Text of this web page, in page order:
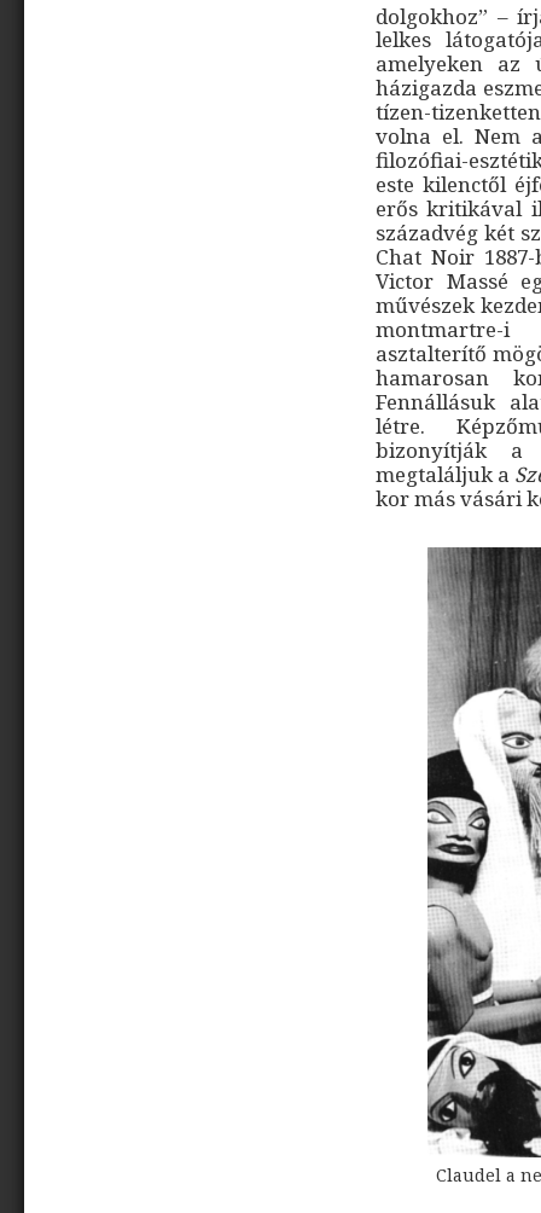
dolgokhoz” –
lelkes
amelyeken az
házigazda
tízen-
volna el. Nem
filozófiai-
este kilenctől
erős kritikával
századvég két
Chat Noir
Victor Massé
művészek
montmartre-i
asztalterítő
hamarosan
Fennállásuk
létre.
bizonyítják a
megtaláljuk a
kor más vásári
Claudel a